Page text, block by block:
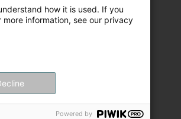
how it is used. If you
information, see our privacy
Powered by